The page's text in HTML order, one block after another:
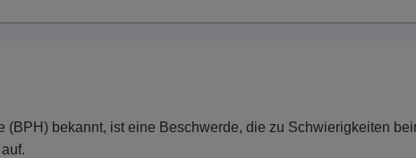
bekannt, ist eine Beschwerde, die zu Schwierigkeiten